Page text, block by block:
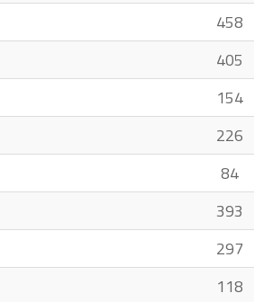
458
405
154
226
84
393
297
118